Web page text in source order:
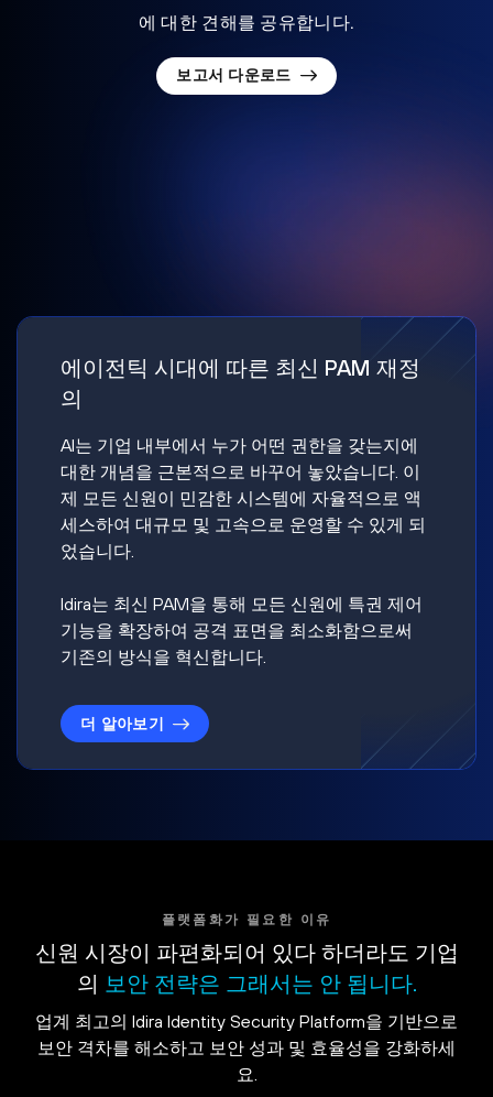
에 대한 견해를 공유합니다.
보고서 다운로드
에이전틱 시대에 따른 최신 PAM 재정
의
AI는 기업 내부에서 누가 어떤 권한을 갖는지에
대한 개념을 근본적으로 바꾸어 놓았습니다. 이
제 모든 신원이 민감한 시스템에 자율적으로 액
세스하여 대규모 및 고속으로 운영할 수 있게 되
었습니다.
Idira는 최신 PAM을 통해 모든 신원에 특권 제어
기능을 확장하여 공격 표면을 최소화함으로써
기존의 방식을 혁신합니다.
더 알아보기
플랫폼화가 필요한 이유
신원 시장이 파편화되어 있다 하더라도 기업
의 보안 전략은 그래서는 안 됩니다.
업계 최고의 Idira Identity Security Platform을 기반으로
보안 격차를 해소하고 보안 성과 및 효율성을 강화하세
요.